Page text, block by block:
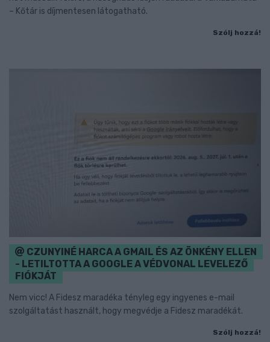
– Kőtár is díjmentesen látogatható.
Szólj hozzá!
CZUNYINÉ HARCA A GMAIL ÉS AZ ÖNKÉNY ELLEN
- LETILTOTTA A GOOGLE A VÉDVONAL LEVELEZŐ
FIÓKJÁT
Nem vicc! A Fidesz maradéka tényleg egy ingyenes e-mail
szolgáltatást használt, hogy megvédje a Fidesz maradékát.
Szólj hozzá!